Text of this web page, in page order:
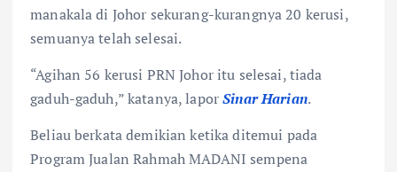
manakala di Johor sekurang-kurangnya 20 kerusi,
semuanya telah selesai.
“Agihan 56 kerusi PRN Johor itu selesai, tiada
gaduh-gaduh,” katanya, laporSinarHarian.
Beliau berkata demikian ketika ditemui pada
Program Jualan Rahmah MADANI sempena